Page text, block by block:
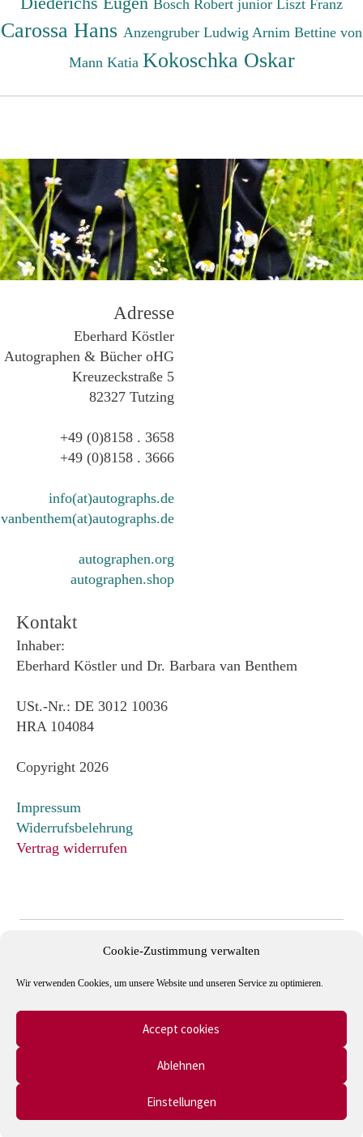
Cookie-Zustimmung verwalten
Wir verwenden Cookies, um unsere Website und unseren Service zu optimieren.
Accept cookies
Ablehnen
Einstellungen
Bosch Robert junior Liszt Franz
Carossa Hans Anzengruber Ludwig Arnim Bettine von
Mann Katia Kokoschka Oskar
Adresse
Eberhard Köstler
Autographen & Bücher oHG
Kreuzeckstraße 5
82327 Tutzing
+49 (0)8158 . 3658
+49 (0)8158 . 3666
info(at)autographs.de
vanbenthem(at)autographs.de
autographen.org
autographen.shop
Kontakt
Inhaber:
Eberhard Köstler und Dr. Barbara van Benthem
USt.-Nr.: DE 3012 10036
HRA 104084
Copyright 2026
Impressum
Widerrufsbelehrung
Vertrag widerrufen
Mitglied im Verband Deutscher Antiquare e.V. und in der
International League of Antiquarian Booksellers (ILAB).